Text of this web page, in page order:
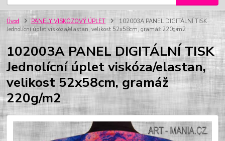
Úvod PANELY VISKÓZOVÝ ÚPLET
102003A PANEL DIGITÁLNÍ TISK
Jednolícní úplet viskóza/elastan, velikost 52x58cm, gramáž 220g/m2
102003A PANEL DIGITÁLNÍ TISK
Jednolícní úplet viskóza/elastan,
velikost 52x58cm, gramáž
220g/m2